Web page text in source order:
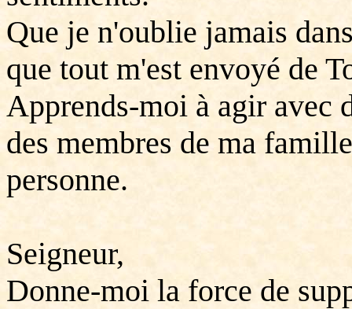
Que je n'oublie jamais
que tout m'est envoyé de
Apprends-moi à agir avec
des membres de ma
personne.
Seigneur,
Donne-moi la force de